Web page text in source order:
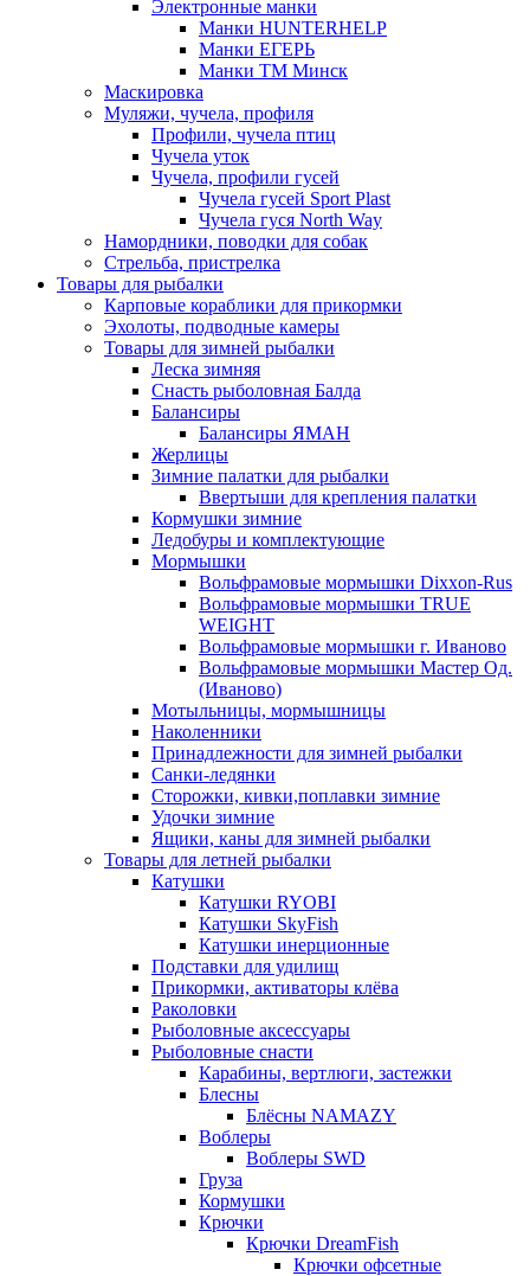
Электронные манки
Манки HUNTERHELP
Манки ЕГЕРЬ
Манки ТМ Минск
Маскировка
Муляжи, чучела, профиля
Профили, чучела птиц
Чучела уток
Чучела, профили гусей
Чучела гусей Sport Plast
Чучела гуся North Way
Намордники, поводки для собак
Стрельба, пристрелка
Товары для рыбалки
Карповые кораблики для прикормки
Эхолоты, подводные камеры
Товары для зимней рыбалки
Леска зимняя
Снасть рыболовная Балда
Балансиры
Балансиры ЯМАН
Жерлицы
Зимние палатки для рыбалки
Ввертыши для крепления палатки
Кормушки зимние
Ледобуры и комплектующие
Мормышки
Вольфрамовые мормышки Dixxon-Rus
Вольфрамовые мормышки TRUE
WEIGHT
Вольфрамовые мормышки г. Иваново
Вольфрамовые мормышки Мастер Од.
(Иваново)
Мотыльницы, мормышницы
Наколенники
Принадлежности для зимней рыбалки
Санки-ледянки
Сторожки, кивки,поплавки зимние
Удочки зимние
Ящики, каны для зимней рыбалки
Товары для летней рыбалки
Катушки
Катушки RYOBI
Катушки SkyFish
Катушки инерционные
Подставки для удилищ
Прикормки, активаторы клёва
Раколовки
Рыболовные аксессуары
Рыболовные снасти
Карабины, вертлюги, застежки
Блесны
Блёсны NAMAZY
Воблеры
Воблеры SWD
Груза
Кормушки
Крючки
Крючки DreamFish
Крючки офсетные